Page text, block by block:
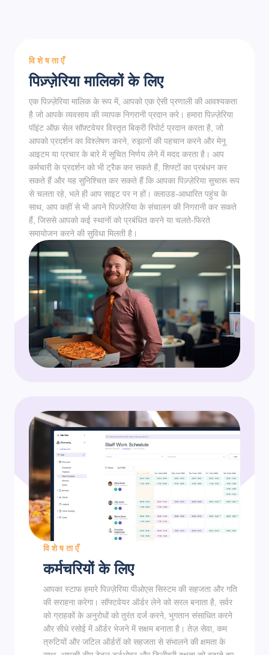
विशेषताएँ
पिज़्ज़ेरिया मालिकों के लिए
एक पिज़्ज़ेरिया मालिक के रूप में, आपको एक ऐसी प्रणाली की आवश्यकता
है जो आपके व्यवसाय की व्यापक निगरानी प्रदान करे। हमारा पिज़्ज़ेरिया
पॉइंट ऑफ़ सेल सॉफ़्टवेयर विस्तृत बिक्री रिपोर्ट प्रदान करता है, जो
आपको प्रदर्शन का विश्लेषण करने, रुझानों की पहचान करने और मेनू
आइटम या प्रचार के बारे में सूचित निर्णय लेने में मदद करता है। आप
कर्मचारी के प्रदर्शन को भी ट्रैक कर सकते हैं, शिफ्टों का प्रबंधन कर
सकते हैं और यह सुनिश्चित कर सकते हैं कि आपका पिज़्ज़ेरिया सुचारू रूप
से चलता रहे, भले ही आप साइट पर न हों। क्लाउड-आधारित पहुंच के
साथ, आप कहीं से भी अपने पिज़्ज़ेरिया के संचालन की निगरानी कर सकते
हैं, जिससे आपको कई स्थानों को प्रबंधित करने या चलते-फिरते
समायोजन करने की सुविधा मिलती है।
विशेषताएँ
कर्मचरियों के लिए
आपका स्टाफ हमारे पिज़्ज़ेरिया पीओएस सिस्टम की सहजता और गति
की सराहना करेगा। सॉफ्टवेयर ऑर्डर लेने को सरल बनाता है, सर्वर
को ग्राहकों के अनुरोधों को तुरंत दर्ज करने, भुगतान संसाधित करने
और सीधे रसोई में ऑर्डर भेजने में सक्षम बनाता है। तेज़ सेवा, कम
त्रुटियों और जटिल ऑर्डरों को सहजता से संभालने की क्षमता के